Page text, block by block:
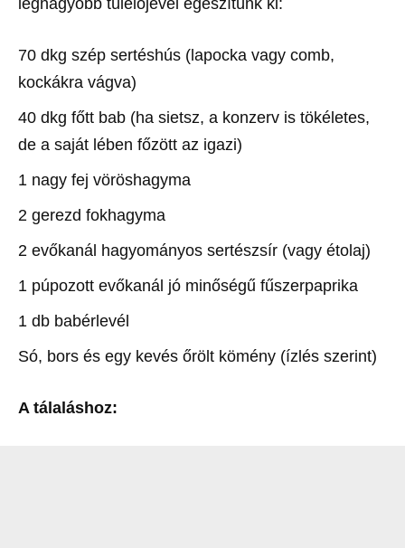
legnagyobb túlélőjével egészítünk ki:
70 dkg szép sertéshús (lapocka vagy comb,
kockákra vágva)
40 dkg főtt bab (ha sietsz, a konzerv is tökéletes,
de a saját lében főzött az igazi)
1 nagy fej vöröshagyma
2 gerezd fokhagyma
2 evőkanál hagyományos sertészsír (vagy étolaj)
1 púpozott evőkanál jó minőségű fűszerpaprika
1 db babérlevél
Só, bors és egy kevés őrölt kömény (ízlés szerint)
A tálaláshoz: